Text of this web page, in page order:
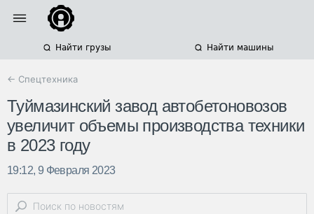
Найти грузы Найти машины
← Спецтехника
Туймазинский завод автобетоновозов
увеличит объемы производства техники
в 2023 году
19:12, 9 Февраля 2023